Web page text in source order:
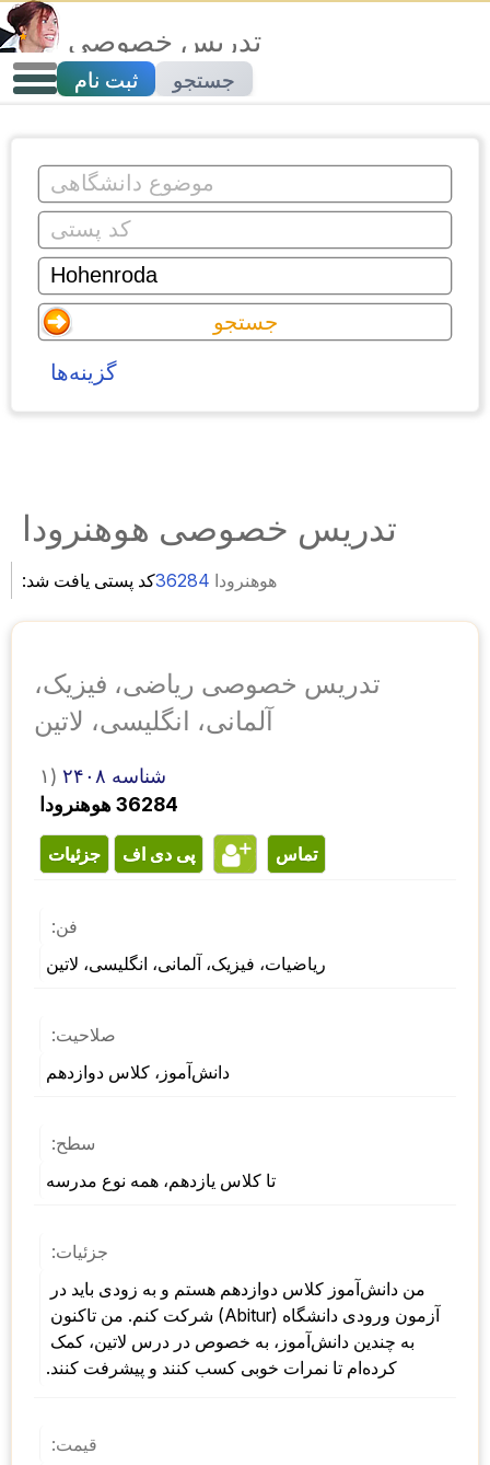
تدریس خصوصی
ثبت نام جستجو
گزینه‌ها
تدریس خصوصی هوهنرودا
کد پستی یافت شد:36284 هوهنرودا
تدریس خصوصی ریاضی، فیزیک،
آلمانی، انگلیسی، لاتین
۱)
شناسه ۲۴۰۸
36284 هوهنرودا
جزئیات پی دی اف تماس
فن:
ریاضیات، فیزیک، آلمانی، انگلیسی، لاتین
صلاحیت:
دانش‌آموز، کلاس دوازدهم
سطح:
تا کلاس یازدهم، همه نوع مدرسه
جزئیات:
من دانش‌آموز کلاس دوازدهم هستم و به زودی باید در
کرده‌ام تا نمرات خوبی کسب کنند و پیشرفت کنند.
قیمت: